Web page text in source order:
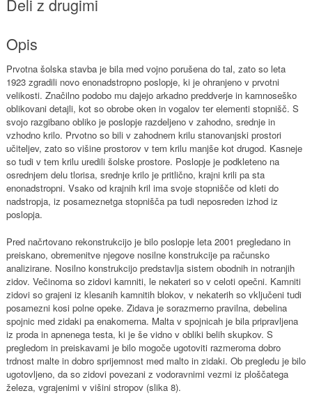
Opis
Prvotna šolska stavba je bila med vojno porušena do tal, zato so leta
1923 zgradili novo enonadstropno poslopje, ki je ohranjeno v prvotni
velikosti. Značilno podobo mu dajejo arkadno preddverje in kamnoseško
oblikovani detajli, kot so obrobe oken in vogalov ter elementi stopnišč. S
svojo razgibano obliko je poslopje razdeljeno v zahodno, srednje in
vzhodno krilo. Prvotno so bili v zahodnem krilu stanovanjski prostori
učiteljev, zato so višine prostorov v tem krilu manjše kot drugod. Kasneje
so tudi v tem krilu uredili šolske prostore. Poslopje je podkleteno na
osrednjem delu tlorisa, srednje krilo je pritlično, krajni krili pa sta
enonadstropni. Vsako od krajnih kril ima svoje stopnišče od kleti do
nadstropja, iz posameznetga stopnišča pa tudi neposreden izhod iz
poslopja.
Pred načrtovano rekonstrukcijo je bilo poslopje leta 2001 pregledano in
preiskano, obremenitve njegove nosilne konstrukcije pa računsko
analizirane. Nosilno konstrukcijo predstavlja sistem obodnih in notranjih
zidov. Večinoma so zidovi kamniti, le nekateri so v celoti opečni. Kamniti
zidovi so grajeni iz klesanih kamnitih blokov, v nekaterih so vključeni tudi
posamezni kosi polne opeke. Zidava je sorazmerno pravilna, debelina
spojnic med zidaki pa enakomerna. Malta v spojnicah je bila pripravljena
iz proda in apnenega testa, ki je še vidno v obliki belih skupkov. S
pregledom in preiskavami je bilo mogoče ugotoviti razmeroma dobro
trdnost malte in dobro sprijemnost med malto in zidaki. Ob pregledu je bilo
ugotovljeno, da so zidovi povezani z vodoravnimi vezmi iz ploščatega
železa, vgrajenimi v višini stropov (slika 8).